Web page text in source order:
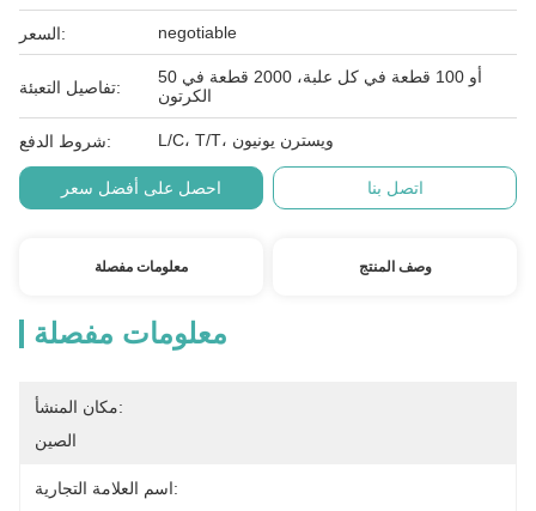
السعر: negotiable
تفاصيل التعبئة:
50 أو 100 قطعة في كل علبة، 2000 قطعة في
الكرتون
شروط الدفع: L/C، T/T، ويسترن يونيون
احصل على أفضل سعر اتصل بنا
معلومات مفصلة وصف المنتج
معلومات مفصلة
مكان المنشأ:
الصين
اسم العلامة التجارية: